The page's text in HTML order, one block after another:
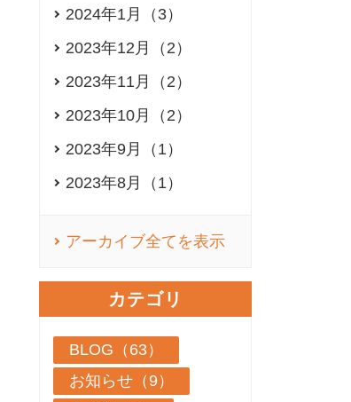
2024年1月（3）
2023年12月（2）
2023年11月（2）
2023年10月（2）
2023年9月（1）
2023年8月（1）
アーカイブ全てを表示
カテゴリ
BLOG（63）
お知らせ（9）